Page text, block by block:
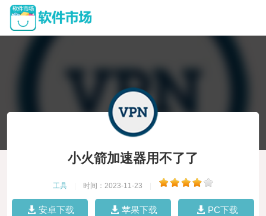
小火箭加速器用不了了
工具 时间：2023-11-23
安卓下载 苹果下载 PC下载